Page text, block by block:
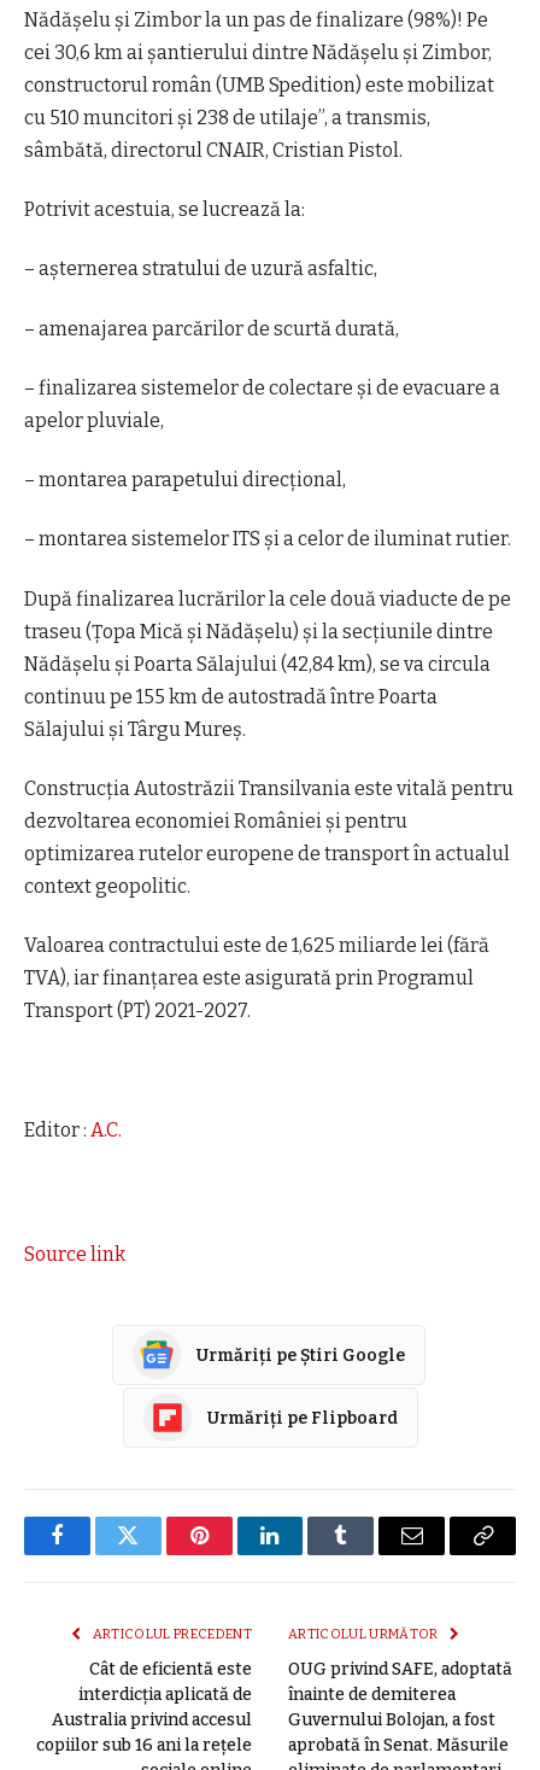
Nădăşelu şi Zimbor la un pas de finalizare (98%)! Pe
cei 30,6 km ai şantierului dintre Nădăşelu şi Zimbor,
constructorul român (UMB Spedition) este mobilizat
cu 510 muncitori şi 238 de utilaje”, a transmis,
sâmbătă, directorul CNAIR, Cristian Pistol.
Potrivit acestuia, se lucrează la:
– aşternerea stratului de uzură asfaltic,
– amenajarea parcărilor de scurtă durată,
– finalizarea sistemelor de colectare şi de evacuare a
apelor pluviale,
– montarea parapetului direcţional,
– montarea sistemelor ITS şi a celor de iluminat rutier.
După finalizarea lucrărilor la cele două viaducte de pe
traseu (Ţopa Mică şi Nădăşelu) şi la secţiunile dintre
Nădăşelu şi Poarta Sălajului (42,84 km), se va circula
continuu pe 155 km de autostradă între Poarta
Sălajului şi Târgu Mureş.
Construcţia Autostrăzii Transilvania este vitală pentru
dezvoltarea economiei României şi pentru
optimizarea rutelor europene de transport în actualul
context geopolitic.
Valoarea contractului este de 1,625 miliarde lei (fără
TVA), iar finanţarea este asigurată prin Programul
Transport (PT) 2021-2027.
Editor : A.C.
Source link
Urmăriți pe Știri Google
Urmăriți pe Flipboard
FacebookTwitter PinterestLinkedInTumblr E-
ARTICOLUL PRECEDENT
Cât de eficientă este
interdicția aplicată de
Australia privind accesul
copiilor sub 16 ani la rețele
ARTICOLUL URMĂTOR
OUG privind SAFE, adoptată
înainte de demiterea
Guvernului Bolojan, a fost
aprobată în Senat. Măsurile